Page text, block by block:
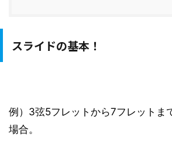
スライドの基本！
例）3弦5フレットから7フレットま
場合。